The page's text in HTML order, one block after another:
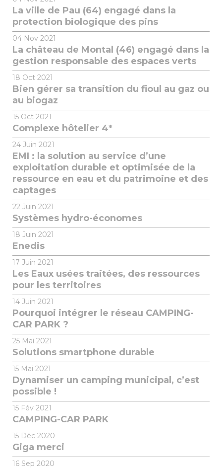
La ville de Pau (64) engagé dans la
protection biologique des pins
04 Nov 2021
La château de Montal (46) engagé dans la
gestion responsable des espaces verts
18 Oct 2021
Bien gérer sa transition du fioul au gaz ou
au biogaz
15 Oct 2021
Complexe hôtelier 4*
24 Juin 2021
EMI : la solution au service d’une
exploitation durable et optimisée de la
ressource en eau et du patrimoine et des
captages
22 Juin 2021
Systèmes hydro-économes
18 Juin 2021
Enedis
17 Juin 2021
Les Eaux usées traitées, des ressources
pour les territoires
14 Juin 2021
Pourquoi intégrer le réseau CAMPING-
CAR PARK ?
25 Mai 2021
Solutions smartphone durable
15 Mai 2021
Dynamiser un camping municipal, c’est
possible !
15 Fév 2021
CAMPING-CAR PARK
15 Déc 2020
Giga merci
16 Sep 2020